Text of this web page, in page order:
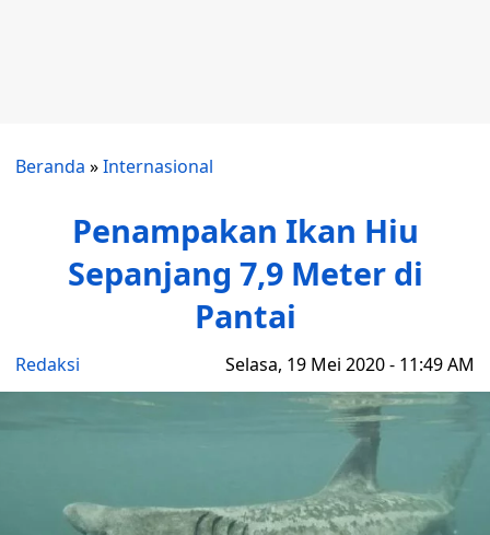
Beranda »Internasional
Penampakan Ikan Hiu
Sepanjang 7,9 Meter di
Pantai
Redaksi Selasa, 19 Mei 2020 - 11:49 AM